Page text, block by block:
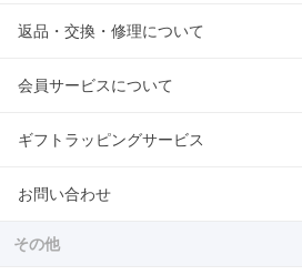
返品・交換・修理について
会員サービスについて
ギフトラッピングサービス
お問い合わせ
その他